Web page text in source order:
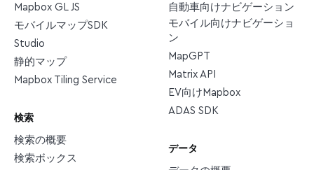
Mapbox GL JS
モバイルマップSDK
Studio
静的マップ
Mapbox Tiling Service
検索
検索の概要
検索ボックス
自動車向けナビゲーション
モバイル向けナビゲーショ
ン
MapGPT
Matrix API
EV向けMapbox
ADAS SDK
データ